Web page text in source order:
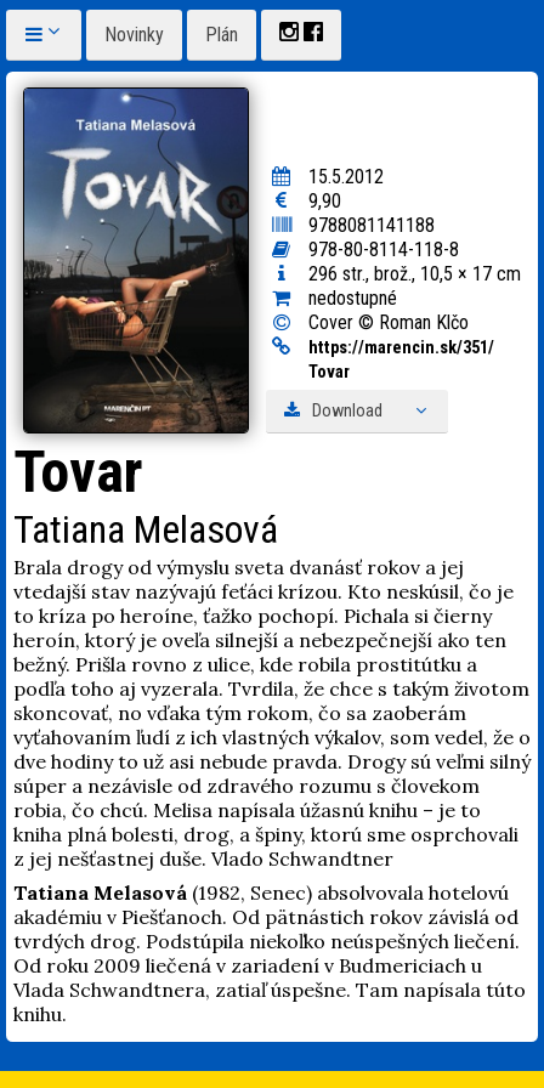
Novinky Plán
15.5.2012
9,90
9788081141188
978-80-8114-118-8
296 str., brož., 10,5 × 17 cm
nedostupné
Cover © Roman Klčo
https://marencin.sk/351/
Tovar
Download
Tovar
Tatiana Melasová
Brala drogy od výmyslu sveta dvanásť rokov a jej
vtedajší stav nazývajú feťáci krízou. Kto neskúsil, čo je
to kríza po heroíne, ťažko pochopí. Pichala si čierny
heroín, ktorý je oveľa silnejší a nebezpečnejší ako ten
bežný. Prišla rovno z ulice, kde robila prostitútku a
podľa toho aj vyzerala. Tvrdila, že chce s takým životom
skoncovať, no vďaka tým rokom, čo sa zaoberám
vyťahovaním ľudí z ich vlastných výkalov, som vedel, že o
dve hodiny to už asi nebude pravda. Drogy sú veľmi silný
súper a nezávisle od zdravého rozumu s človekom
robia, čo chcú. Melisa napísala úžasnú knihu – je to
kniha plná bolesti, drog, a špiny, ktorú sme osprchovali
z jej nešťastnej duše. Vlado Schwandtner
Tatiana Melasová (1982, Senec) absolvovala hotelovú
akadémiu v Piešťanoch. Od pätnástich rokov závislá od
tvrdých drog. Podstúpila niekoľko neúspešných liečení.
Od roku 2009 liečená v zariadení v Budmericiach u
Vlada Schwandtnera, zatiaľ úspešne. Tam napísala túto
knihu.